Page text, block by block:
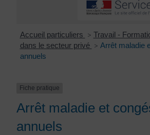
Accueil particuliers > Travail -
dans le secteur privé
> Arrêt maladie
annuels
Fiche pratique
Arrêt maladie et
annuels